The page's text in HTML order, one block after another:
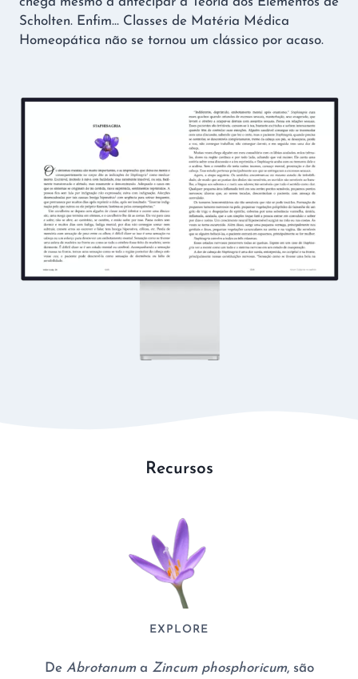
Scholten. Enfim… Classes de Matéria Médica
Homeopática não se tornou um clássico por acaso.
Recursos
EXPLORE
De Abrotanuma Zincum phosphoricum, são